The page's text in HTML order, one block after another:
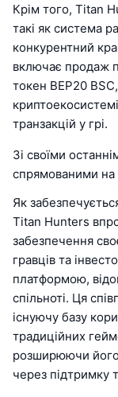
Крім того, Titan
такі як система
конкурентний
включає продаж
токен BEP20
транзакцій у грі.
Зі своїми
спрямованими
Як
Titan Hunters
забезпечення
гравців та
платформою,
спільноті. Ця
існуючу базу
традиційних
розширюючи
через підтримку